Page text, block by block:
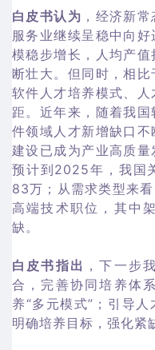
白皮书认为 ，经济新
服务业继续呈稳中向
模稳步增长，人均产
断壮大。但同时，相
软件人才培养模式、
距。近年来，随着我
件领域人才新增缺口
建设已成为产业高质量
预计到2025年，我国
83万；从需求类型来
高端技术职位，其中
缺。
白皮书指出 ，下一步
合，完善协同培养体
养“多元模式”；引导
明确培养目标，强化紧